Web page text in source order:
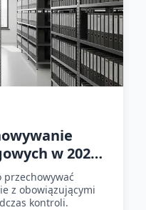
w 2025
przechowywać
z obowiązującymi
kontroli.